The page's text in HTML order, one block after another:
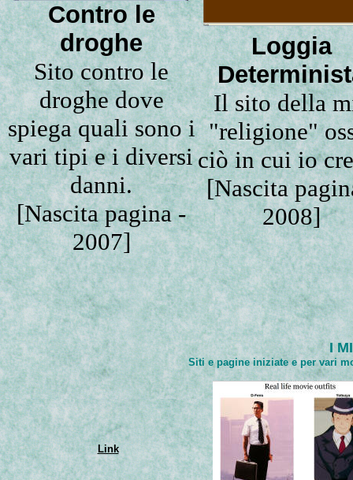
Contro le
droghe
Sito contro le
droghe dove
spiega quali sono i
vari tipi e i diversi
danni.
[Nascita pagina -
2007]
Loggia
Il sito della
"religione"
ciò in cui io
[Nascita
2008]
I
Siti e pagine iniziate e per vari
Link